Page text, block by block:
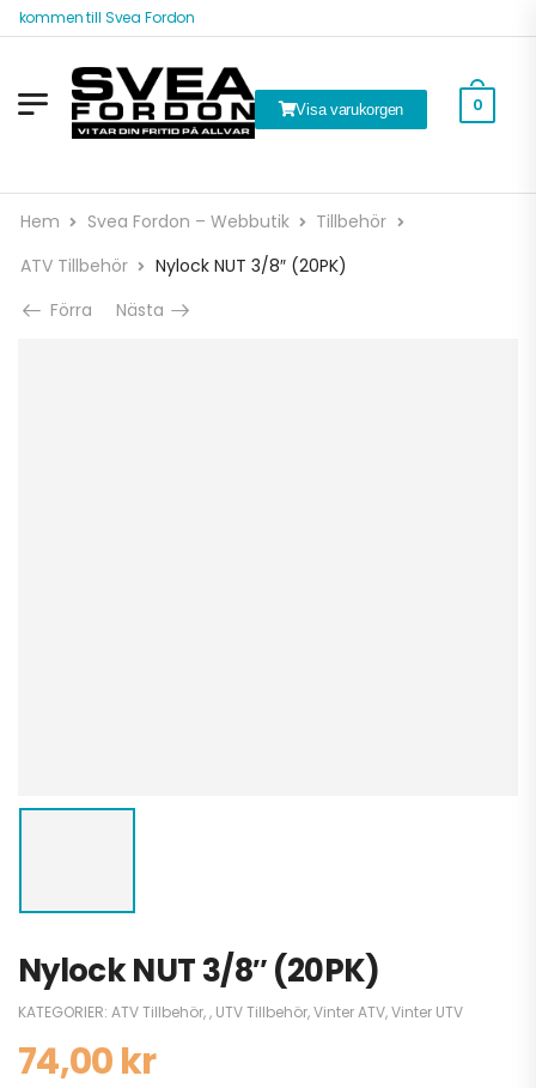
till Svea Fordon
Visa varukorgen 0
Hem Svea Fordon – Webbutik
Tillbehör
ATV Tillbehör
Nylock NUT 3/8″ (20PK)
Förra
Nästa
Nylock NUT 3/8″ (20PK)
KATEGORIER: ATV Tillbehör,, UTV Tillbehör,Vinter ATV,Vinter UTV
74,00kr